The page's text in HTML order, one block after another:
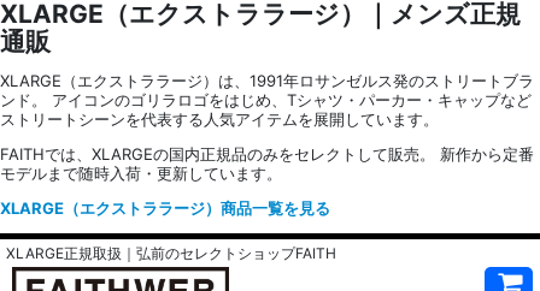
XLARGE（エクストララージ）｜メンズ正規
通販
XLARGE（エクストララージ）は、1991年ロサンゼルス発のストリートブラ
ンド。 アイコンのゴリラロゴをはじめ、Tシャツ・パーカー・キャップなど
ストリートシーンを代表する人気アイテムを展開しています。
FAITHでは、XLARGEの国内正規品のみをセレクトして販売。 新作から定番
モデルまで随時入荷・更新しています。
XLARGE（エクストララージ）商品一覧を見る
XLARGE正規取扱｜弘前のセレクトショップFAITH